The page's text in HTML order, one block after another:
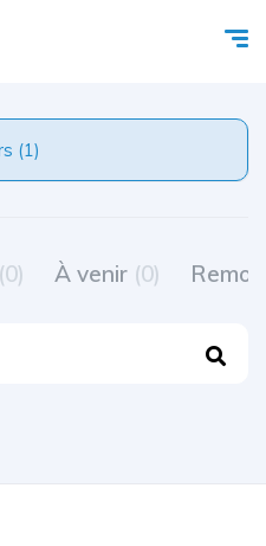
Filters (1)
(0) À venir (0)